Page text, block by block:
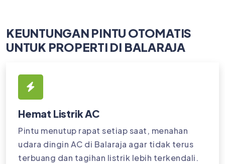
KEUNTUNGAN PINTU OTOMATIS
UNTUK PROPERTI DI BALARAJA
Hemat Listrik AC
Pintu menutup rapat setiap saat, menahan
udara dingin AC di Balaraja agar tidak terus
terbuang dan tagihan listrik lebih terkendali.